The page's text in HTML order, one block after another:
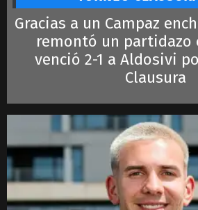
Gracias a un Campaz
remontó un partidazo
venció 2-1 a Aldosivi
Clausura